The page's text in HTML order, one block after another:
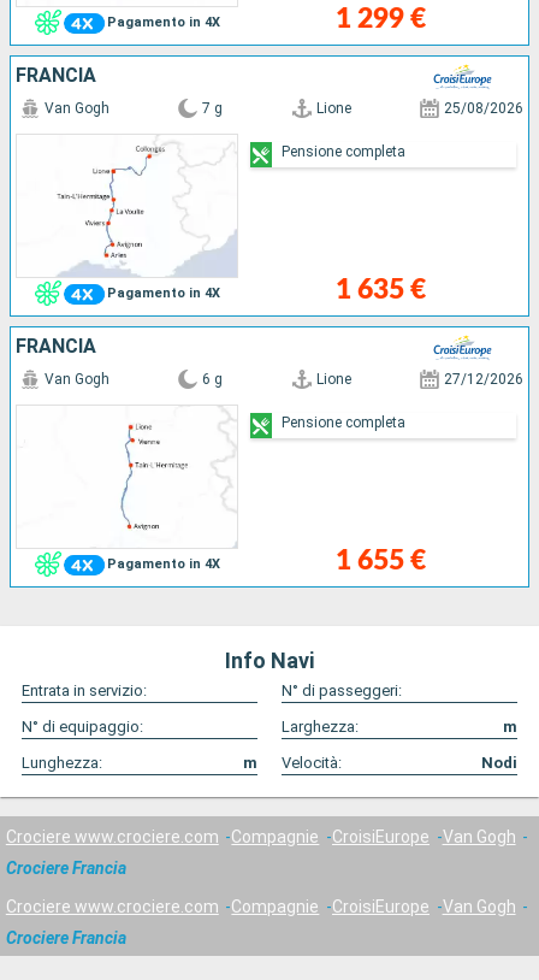
Pagamento in 4X 1 299 €
FRANCIA
Pagamento in 4X
Van Gogh 7 g Lione 25/08/2026
1 635 €
Pensione completa
FRANCIA
Pagamento in 4X
Van Gogh 6 g Lione 27/12/2026
1 655 €
Pensione completa
Info Navi
Entrata in servizio:
N° di passeggeri:
N° di equipaggio:
Larghezza:
m
Lunghezza:
m Velocità: Nodi
Crociere www.crociere.com Compagnie CroisiEurope
Van Gogh
Crociere Francia
Crociere www.crociere.com Compagnie CroisiEurope
Van Gogh
Crociere Francia